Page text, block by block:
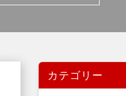
カテゴリー